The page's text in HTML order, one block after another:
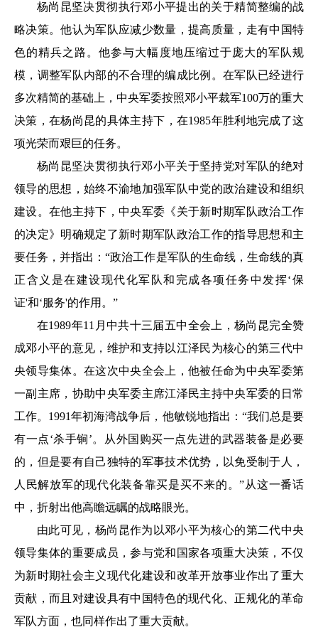
杨尚昆坚决贯彻执行邓小平提出的关于精简整编的战
略决策。他认为军队应减少数量，提高质量，走有中国特
色的精兵之路。他参与大幅度地压缩过于庞大的军队规
模，调整军队内部的不合理的编成比例。在军队已经进行
多次精简的基础上，中央军委按照邓小平裁军100万的重大
决策，在杨尚昆的具体主持下，在1985年胜利地完成了这
项光荣而艰巨的任务。
杨尚昆坚决贯彻执行邓小平关于坚持党对军队的绝对
领导的思想，始终不渝地加强军队中党的政治建设和组织
建设。在他主持下，中央军委《关于新时期军队政治工作
的决定》明确规定了新时期军队政治工作的指导思想和主
要任务，并指出：“政治工作是军队的生命线，生命线的真
正含义是在建设现代化军队和完成各项任务中发挥‘保
证'和‘服务'的作用。”
在1989年11月中共十三届五中全会上，杨尚昆完全赞
成邓小平的意见，维护和支持以江泽民为核心的第三代中
央领导集体。在这次中央全会上，他被任命为中央军委第
一副主席，协助中央军委主席江泽民主持中央军委的日常
工作。1991年初海湾战争后，他敏锐地指出：“我们总是要
有一点‘杀手锏’。从外国购买一点先进的武器装备是必要
的，但是要有自己独特的军事技术优势，以免受制于人，
人民解放军的现代化装备靠买是买不来的。”从这一番话
中，折射出他高瞻远瞩的战略眼光。
由此可见，杨尚昆作为以邓小平为核心的第二代中央
领导集体的重要成员，参与党和国家各项重大决策，不仅
为新时期社会主义现代化建设和改革开放事业作出了重大
贡献，而且对建设具有中国特色的现代化、正规化的革命
军队方面，也同样作出了重大贡献。